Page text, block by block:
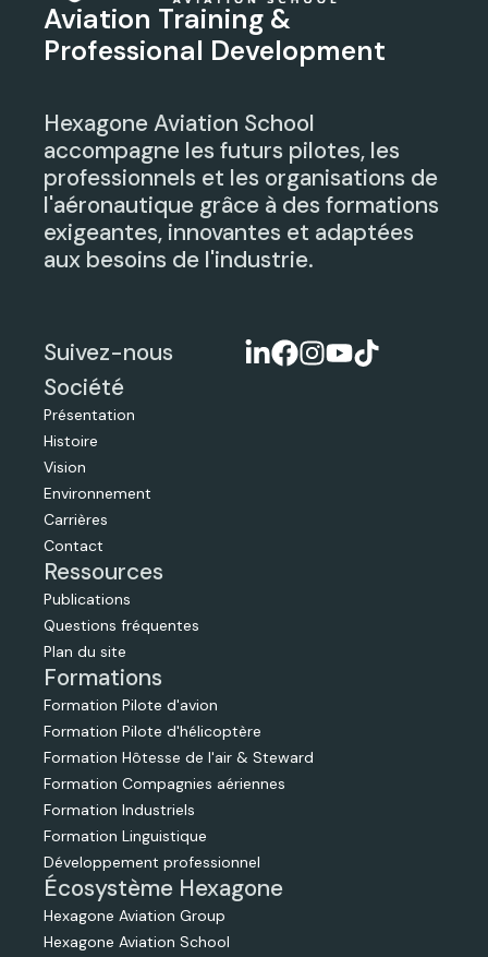
Aviation Training &
Professional Development
Hexagone Aviation School
accompagne les futurs pilotes, les
professionnels et les organisations de
l'aéronautique grâce à des formations
exigeantes, innovantes et adaptées
aux besoins de l'industrie.
Suivez-nous
Société
Présentation
Histoire
Vision
Environnement
Carrières
Contact
Ressources
Publications
Questions fréquentes
Plan du site
Formations
Formation Pilote d'avion
Formation Pilote d'hélicoptère
Formation Hôtesse de l'air & Steward
Formation Compagnies aériennes
Formation Industriels
Formation Linguistique
Développement professionnel
Écosystème Hexagone
Hexagone Aviation Group
Hexagone Aviation School